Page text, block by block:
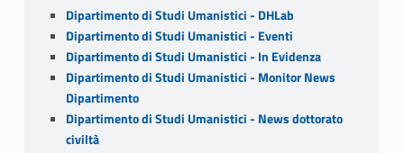
Dipartimento di Studi Umanistici - DHLab
Dipartimento di Studi Umanistici - Eventi
Dipartimento di Studi Umanistici - In Evidenza
Dipartimento di Studi Umanistici - Monitor News
Dipartimento
Dipartimento di Studi Umanistici - News dottorato
civiltà